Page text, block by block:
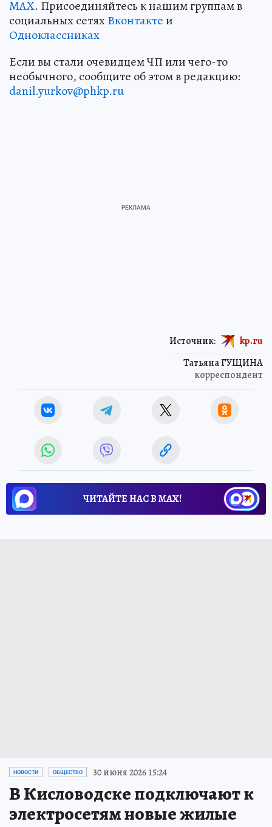
MAX. Присоединяйтесь к нашим группам в
социальных сетяхВконтактеи
Одноклассниках
Если вы стали очевидцем ЧП или чего-то
необычного, сообщите об этом в редакцию:
danil.yurkov@phkp.ru
Татьяна ГУЩИНА
корреспондент
Источник: kp.ru
ЧИТАЙТЕ НАС В МАХ!
НОВОСТИ ОБЩЕСТВО 30 июня 2026 15:24
В Кисловодске подключают к
электросетям новые жилые